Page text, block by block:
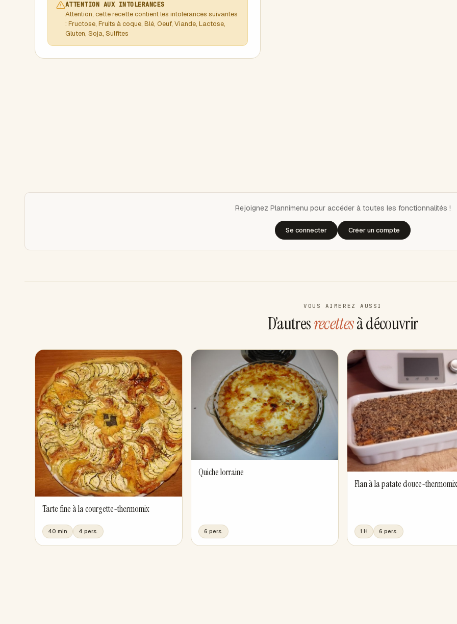
ATTENTION AUX INTOLERANCES
Attention, cette recette contient les intolérances suivantes
: Fructose, Fruits à coque, Blé, Oeuf, Viande, Lactose,
Gluten, Soja, Sulfites
Rejoignez Plannimenu pour accéder à toutes les fonctionnalités !
Se connecter Créer un compte
VOUS AIMEREZ AUSSI
D’autresrecettesà découvrir
Tarte fine à la courgette-thermomix
40 min 4 pers.
Quiche lorraine
6 pers.
Flan à la patate douce-thermomix
1 H 6 pers.